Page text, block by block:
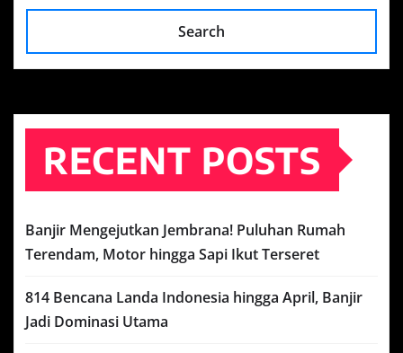
Search
RECENT POSTS
Banjir Mengejutkan Jembrana! Puluhan Rumah
Terendam, Motor hingga Sapi Ikut Terseret
814 Bencana Landa Indonesia hingga April, Banjir
Jadi Dominasi Utama